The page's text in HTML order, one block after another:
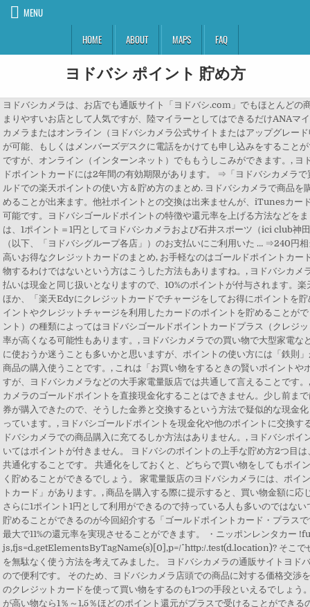
MENU
HOME
ABOUT MAPS FAQ
ヨドバシ ポイント 貯め方
ヨドバシカメラは、お店でも通販サイト「ヨドバシ.com」でもほとんどの
まりやすいお店として人気ですが、陸マイラーとしてはできるだけANAマ
カメラまたはオンライン（ヨドバシカメラ公式サイトまたはアップグレー
が可能、もしくはメンバーズデスクに電話をかけても申し込みをすること
ですが、オンライン（インターンネット）でももうしこみができます。,
ドポイントカードには2年間の有効期限があります。 ⇒「ヨドバシカメラ
ルドでの楽天ポイントの使い方＆貯め方のまとめ. ヨドバシカメラで商品
めることが出来ます。他社ポイントとの交換は出来ませんが、iTunesカー
可能です。ヨドバシゴールドポイントの特徴や還元率を上げる方法などを
は、1ポイント＝1円としてヨドバシカメラおよび石井スポーツ（ici club神
（以下、「ヨドバシグループ各店」）のお支払いにご利用いた … ⇒240円
高いお得なクレジットカードのまとめ, お手軽なのはゴールドポイントカ
物するわけではないという方はこうした方法もありますね。, ヨドバシカ
払いは現金と同じ扱いとなりますので、10%のポイントが付与されます。
ほか、「楽天Edyにクレジットカードでチャージをしてお得にポイントを
イントやクレジットチャージを利用したカードのポイントを貯めることが
ント）の種類によってはヨドバシゴールドポイントカードプラス（クレジ
率が高くなる可能性もあります。, ヨドバシカメラでの買い物で大型家電
に使おうか迷うことも多いかと思いますが、ポイントの使い方には「鉄則
商品の購入使うことです。, これは「お買い物をするときの賢いポイント
すが、ヨドバシカメラなどの大手家電量販店では共通して言えることです
カメラのゴールドポイントを直接現金化することはできません。少し前ま
券が購入できたので、そうした金券と交換するという方法で疑似的な現金
っています。, ヨドバシゴールドポイントを現金化や他のポイントに交換
ドバシカメラでの商品購入に充てるしか方法はありません。, ヨドバシポ
いてはポイントが付きません。 ヨドバシのポイントの上手な貯め方2つ目
共通化することです。 共通化をしておくと、どちらで買い物をしてもポイ
く貯めることができるでしょう。 家電量販店のヨドバシカメラには、ポイ
トカード」があります。, 商品を購入する際に提示すると、買い物金額に
さらに1ポイント1円として利用ができるので持っている人も多いのではな
貯めることができるのが今回紹介する「ゴールドポイントカード・プラス
最大で11%の還元率を実現させることができます。 ・ニッポンレンタカー
js,fjs=d.getElementsByTagName(s)[0],p=/^http:/.test(d.location)? そこで
を無駄なく使う方法を考えてみました。 ヨドバシカメラの通販サイトヨド
ので便利です。 そのため、ヨドバシカメラ店頭での商品に対する価格交渉
のクレジットカードを使って買い物をするのも1つの手段といえるでしょう
が高い物なら1％～1,5％ほどのポイント還元がプラスで受けることができる